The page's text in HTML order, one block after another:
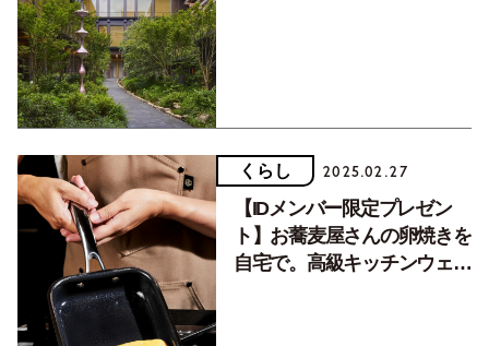
くらし 2025.02.27
【IDメンバー限定プレゼン
ト】お蕎麦屋さんの卵焼きを
自宅で。高級キッチンウェア